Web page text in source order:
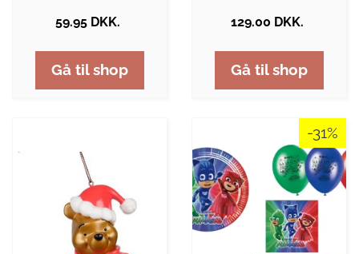
59.95 DKK.
Gå til shop
129.00 DKK.
Gå til shop
-31%